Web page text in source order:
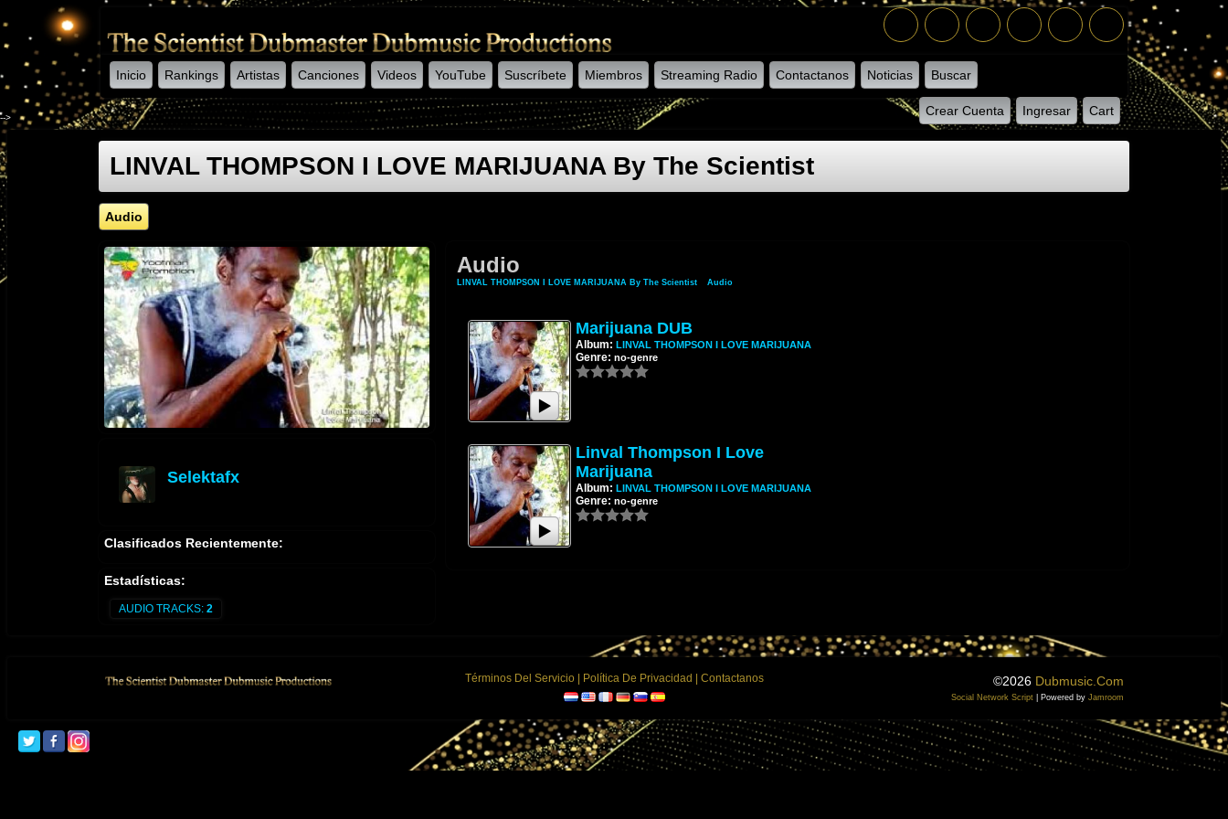
Inicio Rankings Artistas Canciones Videos YouTube Suscríbete Miembros Streaming Radio Contactanos Noticias Buscar
Crear Cuenta Ingresar Cart
-->
LINVAL THOMPSON I LOVE MARIJUANA By The Scientist
Audio
Selektafx
Clasificados Recientemente:
Estadísticas:
AUDIO TRACKS: 2
Audio
LINVAL THOMPSON I LOVE MARIJUANA By The Scientist» Audio
Marijuana DUB
Album: LINVAL THOMPSON I LOVE MARIJUANA
Genre: no-genre
Linval Thompson I Love
Marijuana
Album: LINVAL THOMPSON I LOVE MARIJUANA
Genre: no-genre
Términos Del Servicio| Política De Privacidad Contactanos ©2026 Dubmusic.com
Social Network Script | Powered by Jamroom